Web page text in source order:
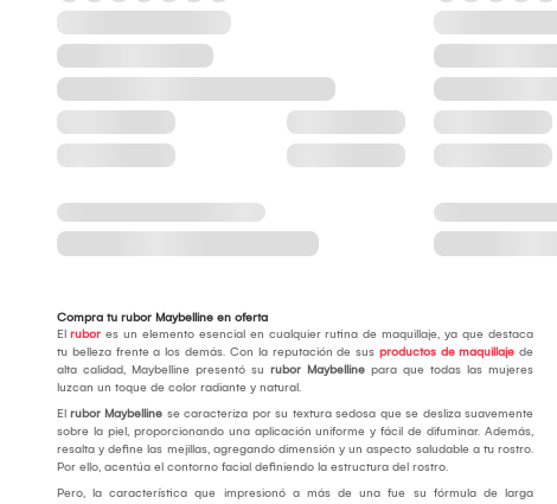
Compra tu rubor Maybelline en oferta
El rubor es un elemento esencial en cualquier rutina de maquillaje, ya que destaca
tu belleza frente a los demás. Con la reputación de sus productos de maquillaje de
alta calidad, Maybelline presentó su rubor Maybelline para que todas las mujeres
luzcan un toque de color radiante y natural.
El rubor Maybelline se caracteriza por su textura sedosa que se desliza suavemente
sobre la piel, proporcionando una aplicación uniforme y fácil de difuminar. Además,
resalta y define las mejillas, agregando dimensión y un aspecto saludable a tu rostro.
Por ello, acentúa el contorno facial definiendo la estructura del rostro.
Pero, la característica que impresionó a más de una fue su fórmula de larga